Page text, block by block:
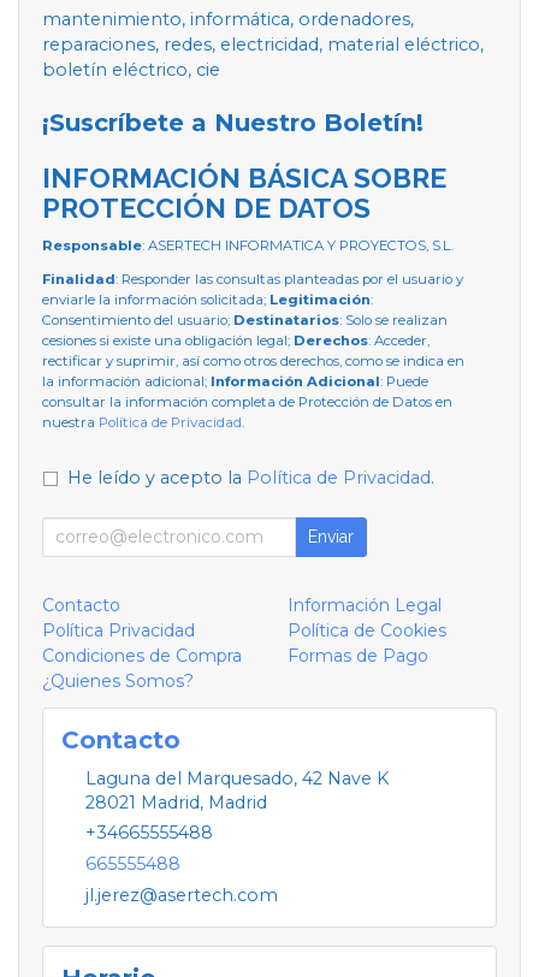
mantenimiento, informática, ordenadores,
reparaciones, redes, electricidad, material eléctrico,
boletín eléctrico, cie
¡Suscríbete a Nuestro Boletín!
INFORMACIÓN BÁSICA SOBRE
PROTECCIÓN DE DATOS
Responsable: ASERTECH INFORMATICA Y PROYECTOS, S.L.
Finalidad: Responder las consultas planteadas por el usuario y
enviarle la información solicitada; Legitimación:
Consentimiento del usuario; Destinatarios: Solo se realizan
cesiones si existe una obligación legal; Derechos: Acceder,
rectificar y suprimir, así como otros derechos, como se indica en
la información adicional; Información Adicional: Puede
consultar la información completa de Protección de Datos en
nuestra Política de Privacidad
He leído y acepto la Política de Privacidad.
Enviar
Contacto
Información Legal
Política Privacidad
Política de Cookies
Condiciones de Compra
Formas de Pago
¿Quienes Somos?
Contacto
Laguna del Marquesado, 42 Nave K
28021 Madrid, Madrid
+34665555488
665555488
jl.jerez@asertech.com